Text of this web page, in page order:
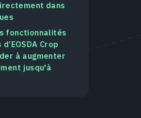
dans
fonctionnalités
Crop
à augmenter
jusqu'à